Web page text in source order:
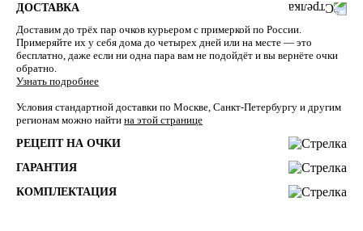
ДОСТАВКА
Доставим до трёх пар очков курьером с примеркой по России.
Примеряйте их у себя дома до четырех дней или на месте — это
бесплатно, даже если ни одна пара вам не подойдёт и вы вернёте очки
обратно.
Узнать подробнее
Условия стандартной доставки по Москве, Санкт-Петербургу и другим
регионам можно найти на этой странице
РЕЦЕПТ НА ОЧКИ
ГАРАНТИЯ
КОМПЛЕКТАЦИЯ